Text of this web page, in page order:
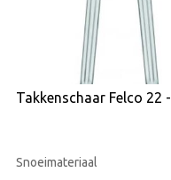
Takkenschaar Felco 22 -
Snoeimateriaal